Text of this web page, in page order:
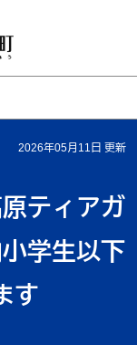
2026年05月11日 更新
ティアガ
学生以下
す